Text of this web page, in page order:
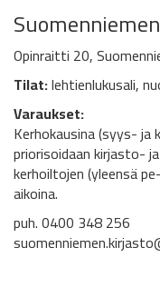
Opinraitti 20,
Tilat:lehtienlukusali,
Varaukset:
Kerhokausina (syys-
priorisoidaan kirjasto-
kerhoiltojen (yleensä
aikoina.
puh. 0400 348 256